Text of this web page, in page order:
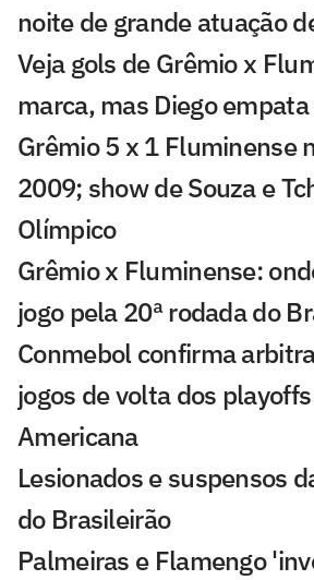
noite de grande atuação
Veja gols de Grêmio x
marca, mas Diego empata
Grêmio 5 x 1 Fluminense
2009; show de Souza e
Olímpico
Grêmio x Fluminense:
jogo pela 20ª rodada do
Conmebol confirma
jogos de volta dos
Americana
Lesionados e suspensos
do Brasileirão
Palmeiras e Flamengo